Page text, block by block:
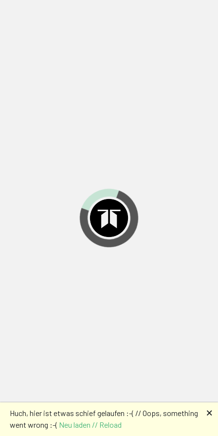
Huch, hier ist etwas schief gelaufen :-( // Oops, something
went wrong :-( Neu laden // Reload
🗙